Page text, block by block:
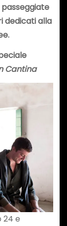
dedicati alla
Cantina
24 e